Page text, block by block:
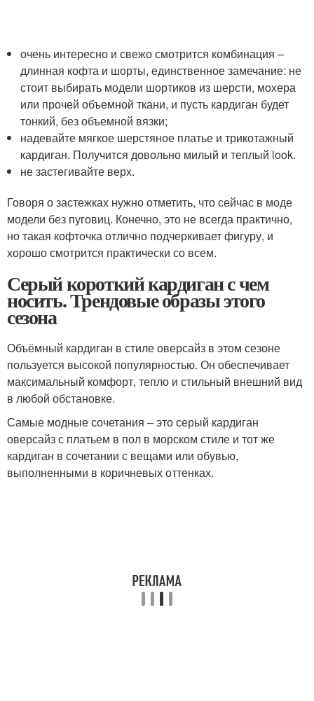
очень интересно и свежо смотрится комбинация –
длинная кофта и шорты, единственное замечание: не
стоит выбирать модели шортиков из шерсти, мохера
или прочей объемной ткани, и пусть кардиган будет
тонкий, без объемной вязки;
надевайте мягкое шерстяное платье и трикотажный
кардиган. Получится довольно милый и теплый look.
не застегивайте верх.
Говоря о застежках нужно отметить, что сейчас в моде
модели без пуговиц. Конечно, это не всегда практично,
но такая кофточка отлично подчеркивает фигуру, и
хорошо смотрится практически со всем.
Серый короткий кардиган с чем
носить. Трендовые образы этого
сезона
Объёмный кардиган в стиле оверсайз в этом сезоне
пользуется высокой популярностью. Он обеспечивает
максимальный комфорт, тепло и стильный внешний вид
в любой обстановке.
Самые модные сочетания – это серый кардиган
оверсайз с платьем в пол в морском стиле и тот же
кардиган в сочетании с вещами или обувью,
выполненными в коричневых оттенках.